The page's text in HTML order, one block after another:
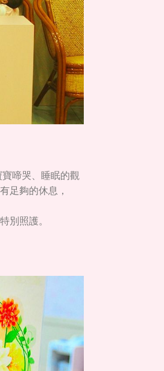
啼哭、睡眠的觀
足夠的休息，
別照護。